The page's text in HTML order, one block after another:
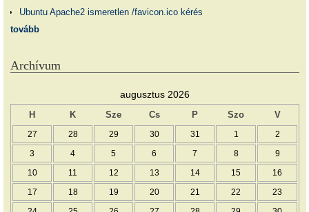
Ubuntu Apache2 ismeretlen /favicon.ico kérés
tovább
Archívum
augusztus 2026
H K Sze Cs P Szo V
27 28 29 30 31 1 2
3 4 5 6 7 8 9
10 11 12 13 14 15 16
17 18 19 20 21 22 23